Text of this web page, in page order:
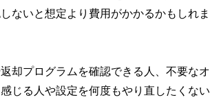
ないと想定より費用がかかるかもしれま
却プログラムを確認できる人、不要なオ
じる人や設定を何度もやり直したくない